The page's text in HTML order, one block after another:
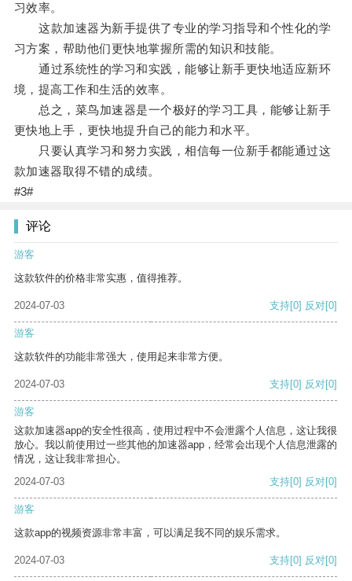
习效率。
这款加速器为新手提供了专业的学习指导和个性化的学
习方案，帮助他们更快地掌握所需的知识和技能。
通过系统性的学习和实践，能够让新手更快地适应新环
境，提高工作和生活的效率。
总之，菜鸟加速器是一个极好的学习工具，能够让新手
更快地上手，更快地提升自己的能力和水平。
只要认真学习和努力实践，相信每一位新手都能通过这
款加速器取得不错的成绩。
#3#
评论
游客
这款软件的价格非常实惠，值得推荐。
2024-07-03 支持[0] 反对[0]
游客
这款软件的功能非常强大，使用起来非常方便。
2024-07-03 支持[0] 反对[0]
游客
这款加速器app的安全性很高，使用过程中不会泄露个人信息，这让我很
放心。我以前使用过一些其他的加速器app，经常会出现个人信息泄露的
情况，这让我非常担心。
2024-07-03
支持[0] 反对[0]
游客
这款app的视频资源非常丰富，可以满足我不同的娱乐需求。
2024-07-03 支持[0] 反对[0]